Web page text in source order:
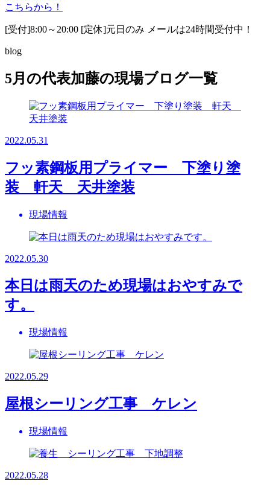
こちらから！
[受付]8:00～20:00 [定休]元日のみ メールは24時間受付中！
blog
5月の代表加藤の現場ブログ一覧
2022.05.31
フッ素鋼板用プライマー 下塗り塗
装 軒天 天井塗装
現場情報
2022.05.30
本日は雨天のため現場はおやすみで
す。
現場情報
2022.05.29
屋根シーリング工事 ケレン
現場情報
2022.05.28